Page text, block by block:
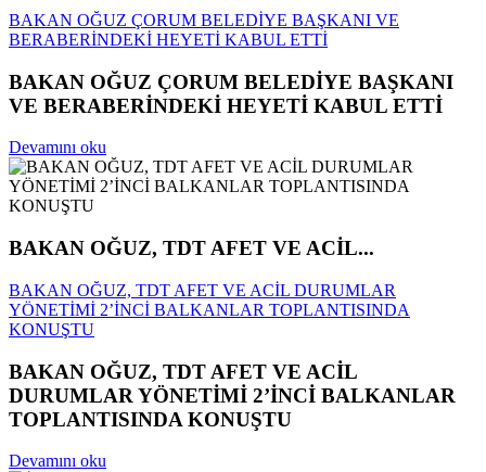
BAKAN OĞUZ ÇORUM BELEDİYE BAŞKANI VE
BERABERİNDEKİ HEYETİ KABUL ETTİ
BAKAN OĞUZ ÇORUM BELEDİYE BAŞKANI
VE BERABERİNDEKİ HEYETİ KABUL ETTİ
Devamını oku
BAKAN OĞUZ, TDT AFET VE ACİL...
BAKAN OĞUZ, TDT AFET VE ACİL DURUMLAR
YÖNETİMİ 2’İNCİ BALKANLAR TOPLANTISINDA
KONUŞTU
BAKAN OĞUZ, TDT AFET VE ACİL
DURUMLAR YÖNETİMİ 2’İNCİ BALKANLAR
TOPLANTISINDA KONUŞTU
Devamını oku